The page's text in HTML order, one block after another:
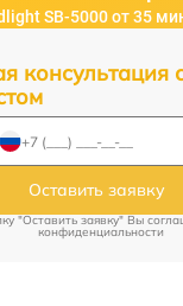
SB-5000 от 35
консультация
Оставить заявку
"Оставить заявку" Вы
конфиденциальности